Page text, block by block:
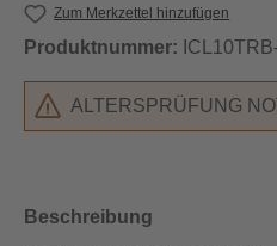
Zum Merkzettel hinzufügen
Produktnummer:
ALTERSPRÜFUNG
Beschreibung